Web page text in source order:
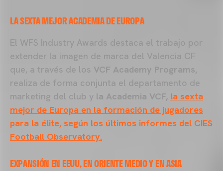
LA SEXTA MEJOR ACADEMIA DE EUROPA
El WFS Industry Awards destaca el trabajo por
extender la imagen de marca del Valencia CF
que, a través de los VCF Academy Programs,
realiza de forma conjunta el departamento de
marketing del club y la Academia VCF, la sexta
mejor de Europa en la formación de jugadores
para la élite, según los últimos informes del CIES
Football Observatory.
EXPANSIÓN EN EEUU, EN ORIENTE MEDIO Y EN ASIA